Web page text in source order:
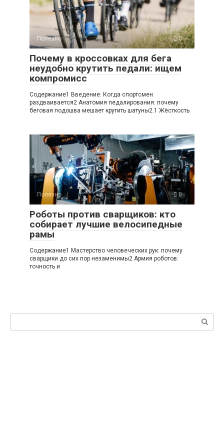
Полезно 0
Почему в кроссовках для бега
неудобно крутить педали: ищем
компромисс
Содержание1 Введение: Когда спортсмен
раздваивается2 Анатомия педалирования: почему
беговая подошва мешает крутить шатуны2.1 Жёсткость
Полезно 0
Роботы против сварщиков: кто
собирает лучшие велосипедные
рамы
Содержание1 Мастерство человеческих рук: почему
сварщики до сих пор незаменимы2 Армия роботов:
точность и